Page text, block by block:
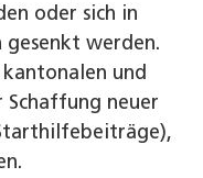
oder sich in
werden.
und
Schaffung neuer